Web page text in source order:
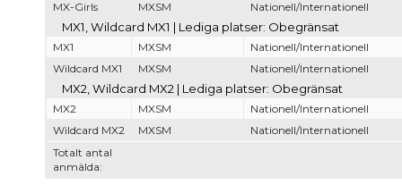
Totalt antal
anmälda:
MX-Girls
MXSM Nationell/Internationell
MX1, Wildcard MX1 | Lediga platser: Obegränsat
MX1 MXSM
Nationell/Internationell
Wildcard MX1
MXSM Nationell/Internationell
MX2, Wildcard MX2 | Lediga platser: Obegränsat
MX2 MXSM
Nationell/Internationell
Wildcard MX2
MXSM Nationell/Internationell